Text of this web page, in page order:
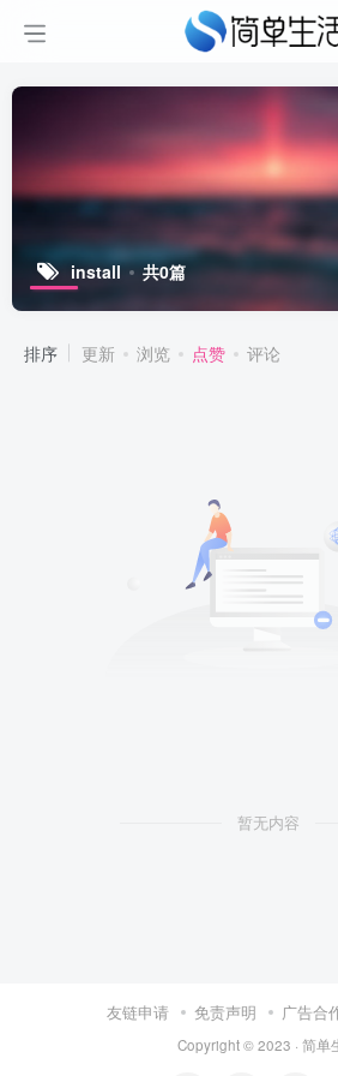
install 共0篇
排序 更新 浏览 点赞 评论
暂无内容
友链申请 免责声明 广告合
Copyright © 2023 · 简单